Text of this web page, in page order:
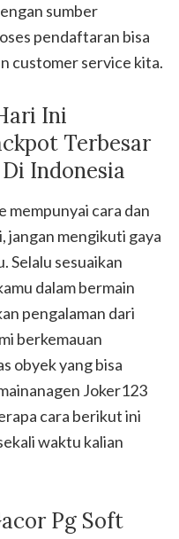
sumber
pendaftaran bisa
customer service kita.
Ini
Terbesar
Indonesia
mempunyai cara dan
jangan mengikuti gaya
Selalu sesuaikan
dalam bermain
pengalaman dari
berkemauan
obyek yang bisa
Joker123
cara berikut ini
waktu kalian
Pg Soft